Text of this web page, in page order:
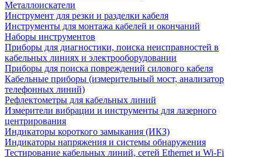
Металлоискатели
Инструмент для резки и разделки кабеля
Инструменты для монтажа кабелей и окончаний
Наборы инструментов
Приборы для диагностики, поиска неисправностей в
кабельных линиях и электрооборудовании
Приборы для поиска повреждений силового кабеля
Кабельные приборы (измерительный мост, анализатор
телефонных линий)
Рефлектометры для кабельных линий
Измерители вибрации и инструменты для лазерного
центрирования
Индикаторы короткого замыкания (ИКЗ)
Индикаторы напряжения и системы обнаружения
Тестирование кабельных линий, сетей Ethernet и Wi-Fi